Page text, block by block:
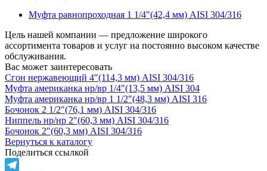
Муфта равнопроходная 1 1/4"(42,4 мм) AISI 304/316
Цель нашей компании — предложение широкого
ассортимента товаров и услуг на постоянно высоком качестве
обслуживания.
Вас может заинтересовать
Сгон нержавеющий 4″(114,3 мм) AISI 304/316
Муфта американка нр/вр 1/4″(13,5 мм) AISI 304
Муфта американка нр/вр 1 1/2″(48,3 мм) AISI 316
Бочонок 2 1/2″(76,1 мм) AISI 304/316
Ниппель нр/нр 2″(60,3 мм) AISI 304/316
Бочонок 2″(60,3 мм) AISI 304/316
Вернуться к каталогу
Поделиться ссылкой